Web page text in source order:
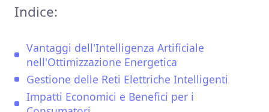
Indice:
Vantaggi dell'Intelligenza Artificiale
nell'Ottimizzazione Energetica
Gestione delle Reti Elettriche Intelligenti
Impatti Economici e Benefici per i